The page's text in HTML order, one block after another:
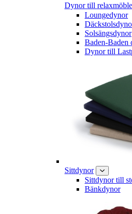
Dynor till
Loungedynor
Solsängsdynor
Baden-Baden
Dynor till
Sittdynor
Sittdynor till
Bänkdynor